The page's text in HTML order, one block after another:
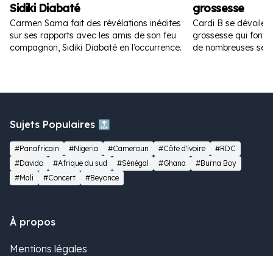
Sidiki Diabaté
Carmen Sama fait des révélations inédites
sur ses rapports avec les amis de son feu
compagnon, Sidiki Diabaté en l’occurrence.
grossesse
Cardi B se dévoile
grossesse qui font
de nombreuses
Sujets Populaires 🔝
#Panafricain #Nigeria #Cameroun #Côte d'ivoire
#RDC
#Davido
#Afrique du sud #Sénégal #Ghana
#Burna Boy
#Mali
#Concert #Beyonce
À propos
Mentions légales